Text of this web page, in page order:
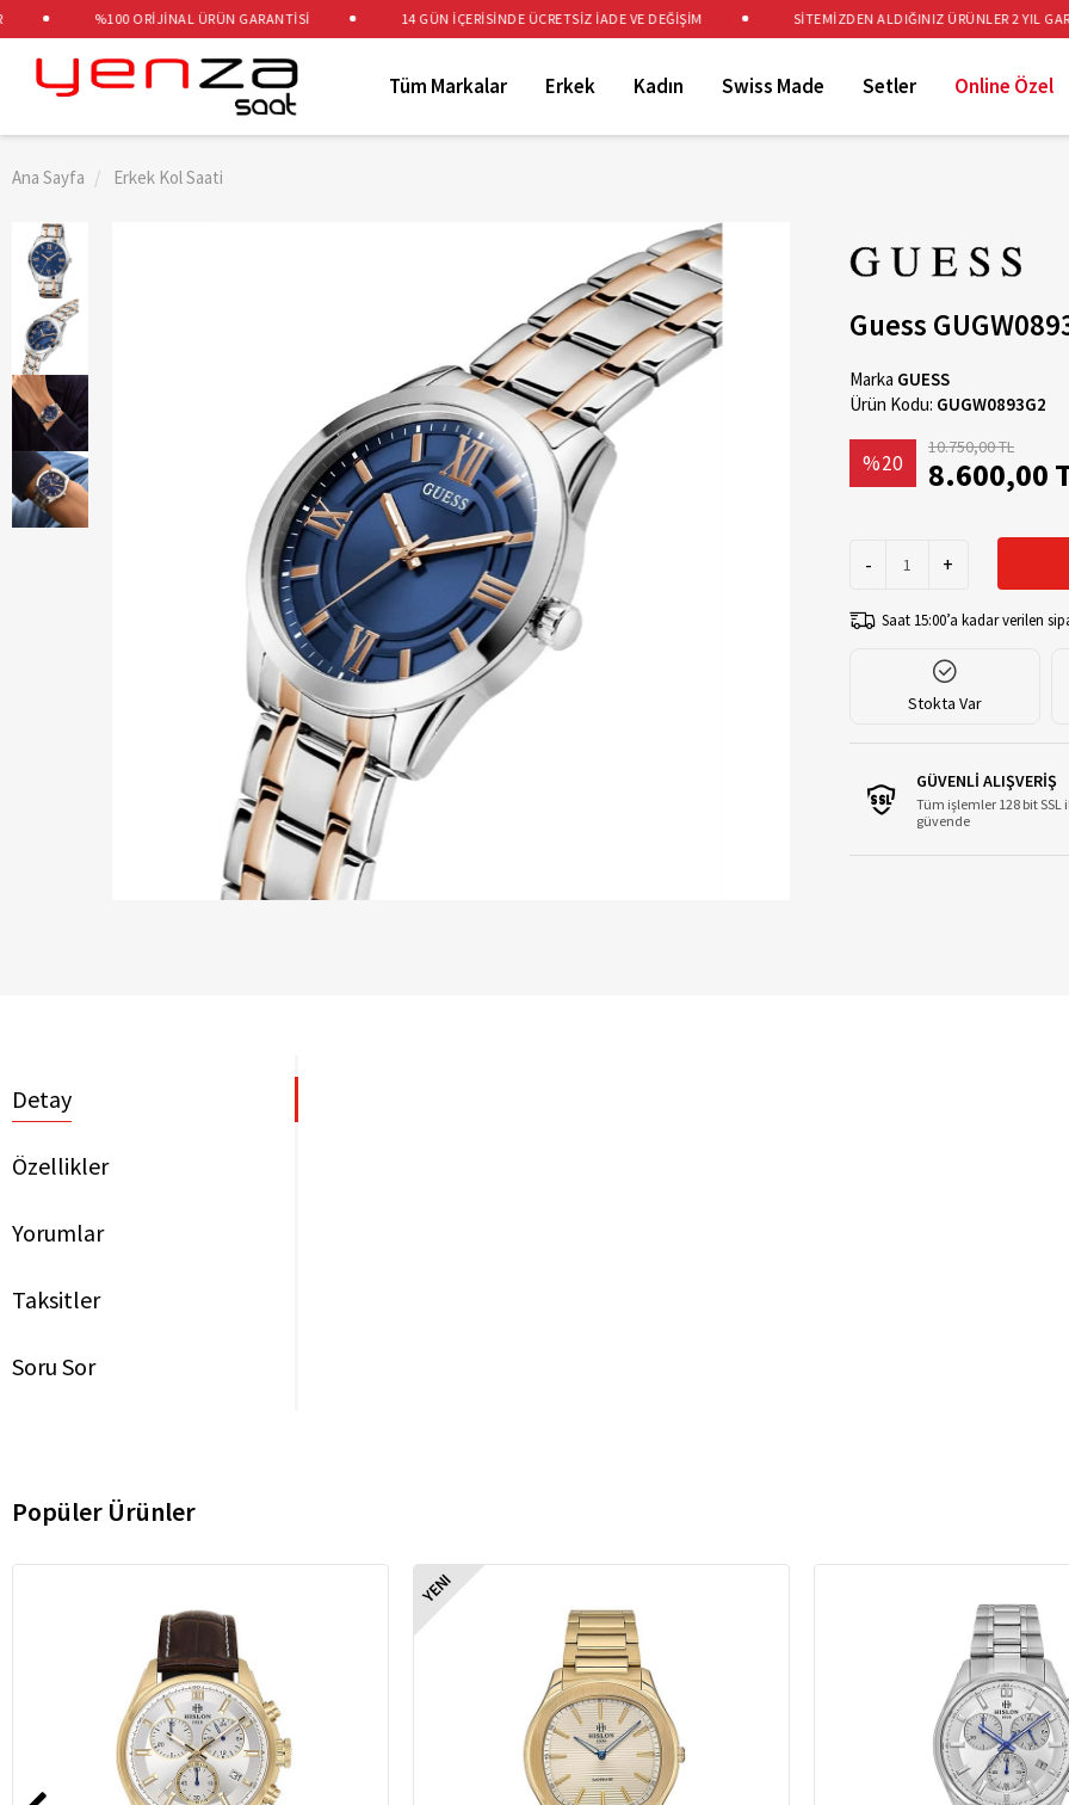
%100 ORİJİNAL ÜRÜN GARANTİSİ 14 GÜN İÇERİSİNDE ÜCRETSİZ İADE VE DEĞİŞİM SİTEMİZDEN ALDIĞINIZ ÜRÜNLER 2 YIL
Tüm Markalar Erkek Kadın Swiss Made Setler Online Özel
Ana Sayfa Erkek Kol Saati
Guess
Marka GUESS
Ürün Kodu: GUGW0893G2
%20
10.750,00 TL
8.600,00
- +
Saat 15:00’a kadar verilen
Stokta Var
GÜVENLİ ALIŞVERİŞ
Tüm işlemler 128 bit SSL
güvende
Detay
Özellikler
Yorumlar
Taksitler
Soru Sor
Popüler Ürünler
YENI